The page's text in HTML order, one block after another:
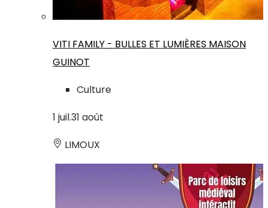
VITI FAMILY - BULLES ET LUMIÈRES MAISON
GUINOT
Culture
1 juil.31 août
LIMOUX